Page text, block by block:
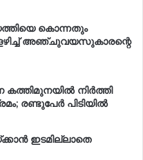
കൊന്നതും
അഞ്ചുവയസുകാരന്റെ
നിർത്തി
രണ്ടുപേർ പിടിയിൽ
ഇടമില്ലാതെ